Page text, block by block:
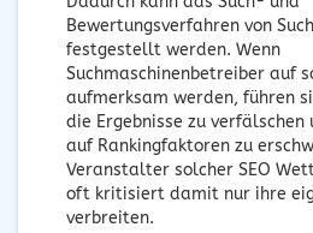
Bewertungsverfahren von
festgestellt werden. Wenn
Suchmaschinenbetreiber auf
aufmerksam werden, führen
die Ergebnisse zu verfälschen
auf Rankingfaktoren zu
Veranstalter solcher SEO
oft kritisiert damit nur ihre
verbreiten.